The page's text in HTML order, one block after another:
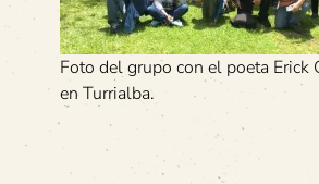
Foto del grupo con el poeta Erick
en Turrialba.